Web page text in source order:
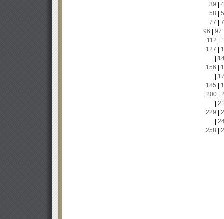
39
58
77
96
97
112
127
156
185
200|
229
258